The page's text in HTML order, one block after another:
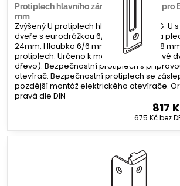
Protiplech hlavního zámku G-U tvar U pro
mm
Zvýšený U protiplech hlavního zámku G-U s
dveře s eurodrážkou 6/8 x 4 mm. Délka
24mm, Hloubka 6/6 mm. Koncovka 2x 8
protiplech. Určeno k montáži na profilové
dřevo). Bezpečnostní protiplech s
otevírač. Bezpečnostní protiplech se
pozdější montáž elektrického otevírače.
pravá dle DIN
817
675 Kčbez